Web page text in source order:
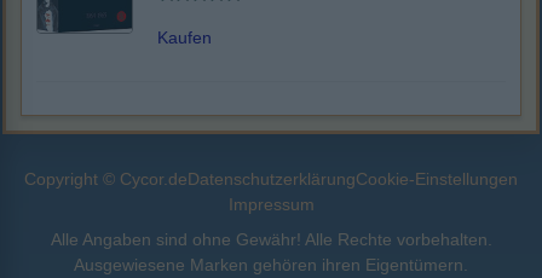
Kaufen
Copyright © Cycor.deDatenschutzerklärungCookie-Einstellungen
Impressum
Alle Angaben sind ohne Gewähr! Alle Rechte vorbehalten.
Ausgewiesene Marken gehören ihren Eigentümern.